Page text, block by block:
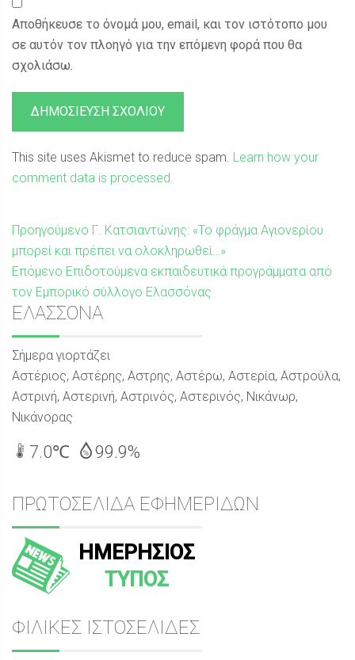
Αποθήκευσε το όνομά μου, email, και τον ιστότοπο μου
σε αυτόν τον πλοηγό για την επόμενη φορά που θα
σχολιάσω.
This site uses Akismet to reduce spam. Learn how your
comment data is processed.
Πλοήγηση
άρθρων
Προηγούμενο Προηγούμενη
δημοσίευση:
Γ. Κατσιαντώνης: «Το φράγμα Αγιονερίου
μπορεί και πρέπει να ολοκληρωθεί…»
Επόμενο Επόμενη
δημοσίευση:
Επιδοτούμενα εκπαιδευτικά προγράμματα από
τον Εμπορικό σύλλογο Ελασσόνας
Sidebar
ΕΛΑΣΣΟΝΑ
Σήμερα γιορτάζει
Αστέριος, Αστέρης, Αστρης, Αστέρω, Αστερία, Αστρούλα,
Αστρινή, Αστερινή, Αστρινός, Αστερινός, Νικάνωρ,
Νικάνορας
7.0℃ 99.9%
ΠΡΩΤΟΣΕΛΙΔΑ ΕΦΗΜΕΡΙΔΩΝ
ΗΜΕΡΗΣΙΟΣ
ΤΥΠΟΣ
ΦΙΛΙΚΕΣ ΙΣΤΟΣΕΛΙΔΕΣ